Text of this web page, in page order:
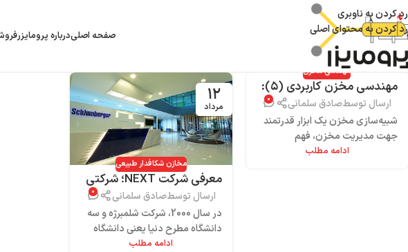
رد کردن به ناوبری
رد کردن به محتوای اصلی
صفحه اصلیدرباره پرومایزر
مهندسی مخزن
مهندسی مخزن کاربردی (۵):
شبیه‌سازی مخزن
ارسال توسطصادق سلمانی ۰
شبیه‌سازی مخزن یک ابزار قدرتمند
جهت مدیریت مخزن، فهم
زمین‌شناسی مخزن و پیش‌بینی رفتار
ادامه مطلب
۱۲
مرداد
مخازن شکافدار طبیعی
معرفی شرکت NEXT؛ شرکتی
پیشرو در زمینه آموزش
نرم‌افزارهای مهندسی نفت
ارسال توسطصادق سلمانی ۰
در سال 2000، شرکت شلمبرژه و سه
دانشگاه مطرح دنیا یعنی دانشگاه
تگزاس A&M، اوکلاماها و هریوت
ادامه مطلب